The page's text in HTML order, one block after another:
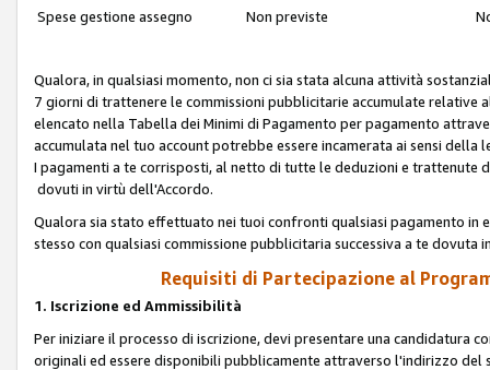
Spese gestione assegno
Non previste
Qualora, in qualsiasi momento, non ci sia stata alcuna attività
7 giorni di trattenere le commissioni pubblicitarie accumulate
elencato nella Tabella dei Minimi di Pagamento per pagamento
accumulata nel tuo account potrebbe essere incamerata ai sensi
I pagamenti a te corrisposti, al netto di tutte le deduzioni e trattenute
dovuti in virtù dell'Accordo.
Qualora sia stato effettuato nei tuoi confronti qualsiasi pagamento in
stesso con qualsiasi commissione pubblicitaria successiva a te dovuta
Requisiti di Partecipazione al
1. Iscrizione ed Ammissibilità
Per iniziare il processo di iscrizione, devi presentare una candidatura
originali ed essere disponibili pubblicamente attraverso l'indirizzo